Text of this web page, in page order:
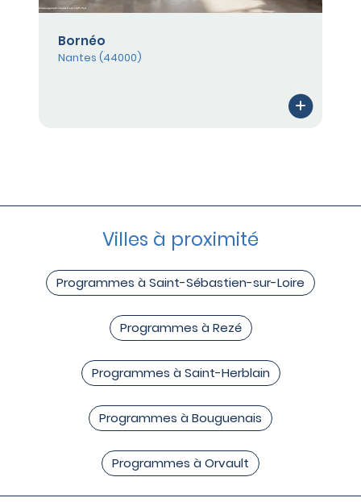
Bornéo
Nantes (44000)
Villes à proximité
Programmes à Saint-Sébastien-sur-Loire
Programmes à Rezé
Programmes à Saint-Herblain
Programmes à Bouguenais
Programmes à Orvault